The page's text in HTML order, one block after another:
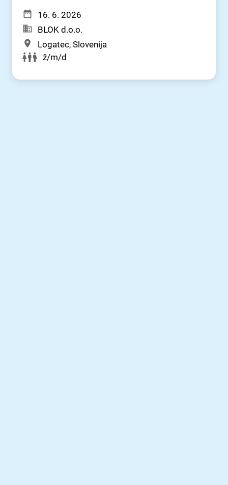
16. 6. 2026
BLOK d.o.o.
Logatec, Slovenija
ž/m/d